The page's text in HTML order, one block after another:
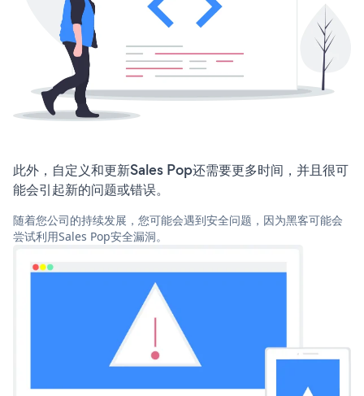
此外，自定义和更新Sales Pop还需要更多时间，并且很可
能会引起新的问题或错误。
随着您公司的持续发展，您可能会遇到安全问题，因为黑客可能会
尝试利用Sales Pop安全漏洞。